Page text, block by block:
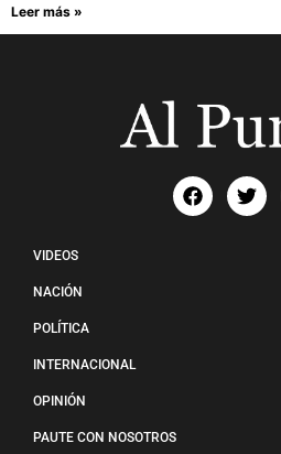
Leer más »
VIDEOS
NACIÓN
POLÍTICA
INTERNACIONAL
OPINIÓN
PAUTE CON NOSOTROS